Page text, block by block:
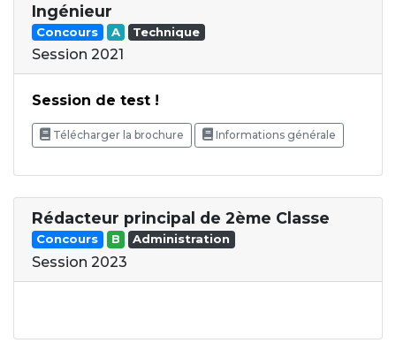
Ingénieur
Concours A Technique
Session 2021
Session de test !
Télécharger la brochure Informations générale
Rédacteur principal de 2ème Classe
Concours B Administration
Session 2023